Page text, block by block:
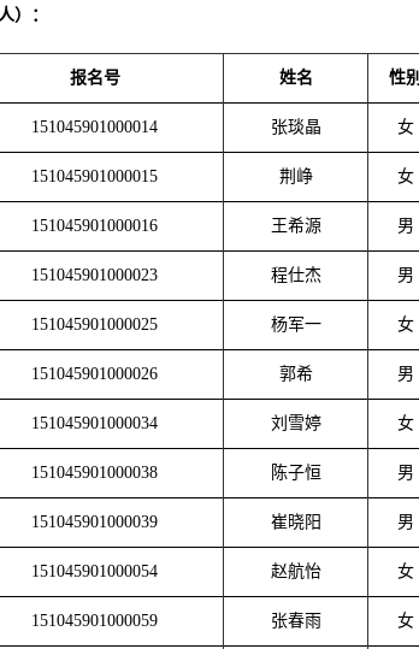
）：
报名号 姓名 性别
151045901000014 张琰晶 女
151045901000015 荆峥 女
151045901000016 王希源 男
151045901000023 程仕杰 男
151045901000025 杨军一 女
151045901000026 郭希 男
151045901000034 刘雪婷 女
151045901000038 陈子恒 男
151045901000039 崔晓阳 男
151045901000054 赵航怡 女
151045901000059 张春雨 女